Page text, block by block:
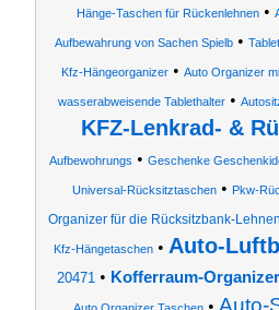
Hänge-Taschen für Rückenlehnen •
Aufbewahrung von Sachen Spielb•
Kfz-Hängeorganizer • Auto Organizer
wasserabweisende Tablethalter •
KFZ-Lenkrad- &
Aufbewohrungs • Geschenke
Universal-Rücksitztaschen• Pkw-
Organizer für die Rücksitzbank-
Kfz-Hängetaschen • Auto-
20471 • Kofferraum-
• Auto-